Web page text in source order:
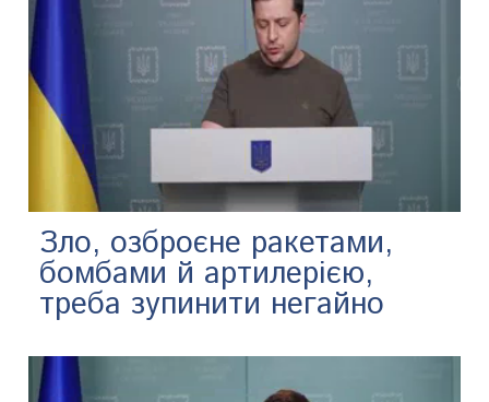
Зло, озброєне ракетами,
бомбами й артилерією,
треба зупинити негайно